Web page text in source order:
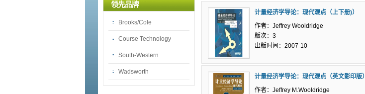
领先品牌
Brooks/Cole
Course Technology
South-Western
Wadsworth
计量经济学导论：现代观点（上下册)）
作者：Jeffrey Wooldridge
版次：3
出版时间：2007-10
计量经济学导论：现代观点（英文影印版）
作者：Jeffrey M.Wooldridge